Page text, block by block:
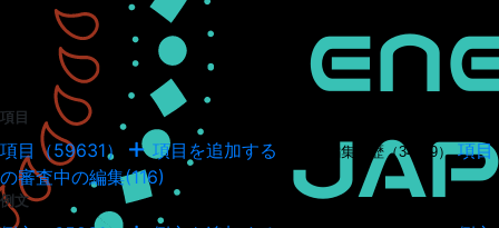
項目
項目（59631） 項目を追加する 項目の編集履歴（34949） 項目
の審査中の編集(116)
例文